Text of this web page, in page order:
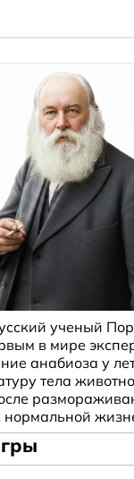
ученый
в мире
анабиоза у
тела
нормальной